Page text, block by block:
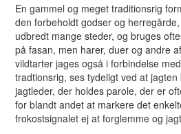
En gammel og meget traditionsrig
den forbeholdt godser og
udbredt mange steder, og bruges
på fasan, men harer, duer og andre
vildtarter jages også i forbindelse
tradtionsrig, ses tydeligt ved at
jagtleder, der holdes parole, der er
for blandt andet at markere det
frokostsignalet ej at forglemme og